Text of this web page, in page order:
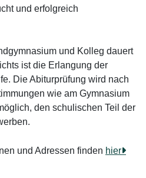
und erfolgreich
und Kolleg dauert
ist die Erlangung der
Die Abiturprüfung wird nach
wie am Gymnasium
den schulischen Teil der
und Adressen finden hier